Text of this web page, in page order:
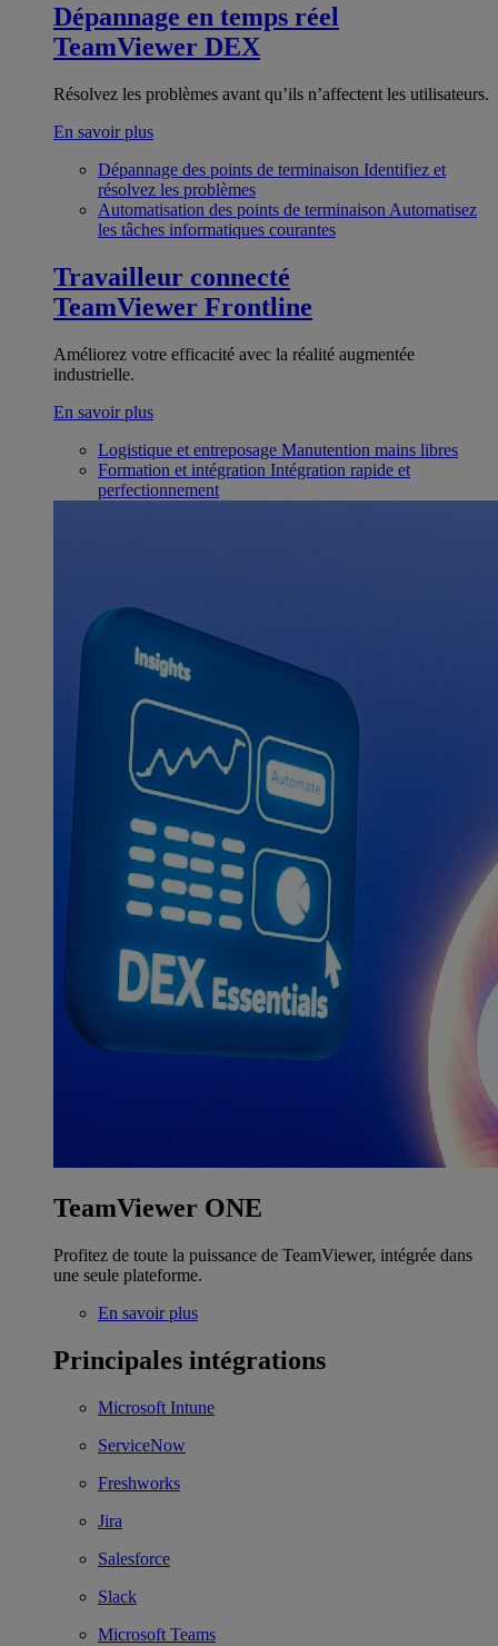
Dépannage en temps réel
TeamViewer DEX
Résolvez les problèmes avant qu’ils n’affectent les utilisateurs.
En savoir plus
Dépannage des points de terminaison Identifiez et
résolvez les problèmes
Automatisation des points de terminaison Automatisez
les tâches informatiques courantes
Travailleur connecté
TeamViewer Frontline
Améliorez votre efficacité avec la réalité augmentée
industrielle.
En savoir plus
Logistique et entreposage Manutention mains libres
Formation et intégration Intégration rapide et
perfectionnement
TeamViewer ONE
Profitez de toute la puissance de TeamViewer, intégrée dans
une seule plateforme.
En savoir plus
Principales intégrations
Microsoft Intune
ServiceNow
Freshworks
Jira
Salesforce
Slack
Microsoft Teams